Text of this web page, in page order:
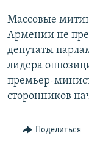
Массовые
Армении не
депутаты
лидера
премьер-
сторонников
Поделиться